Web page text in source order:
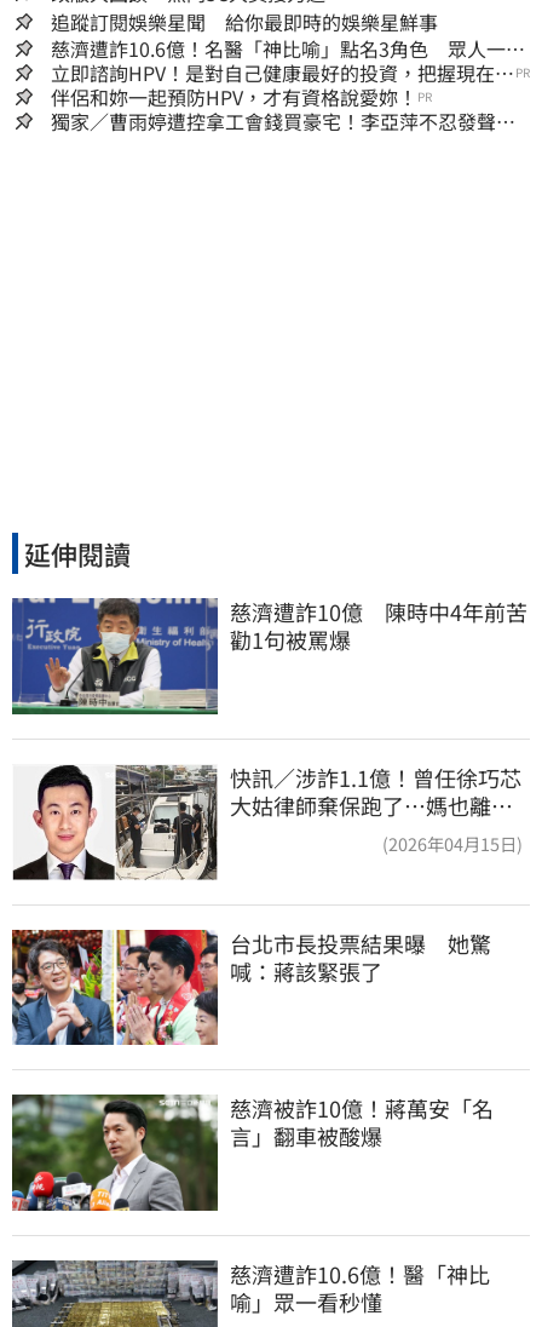
追蹤訂閱娛樂星聞 給你最即時的娛樂星鮮事
慈濟遭詐10.6億！名醫「神比喻」點名3角色 眾人一看
秒懂讚：好傳神
立即諮詢HPV！是對自己健康最好的投資，把握現在不
嫌晚！
PR
伴侶和妳一起預防HPV，才有資格說愛妳！ PR
獨家／曹雨婷遭控拿工會錢買豪宅！李亞萍不忍發聲：
延伸閱讀
慈濟遭詐10億　陳時中4年前苦
勸1句被罵爆
快訊／涉詐1.1億！曾任徐巧芯
大姑律師棄保跑了…媽也離
(2026年04月15日)
台北市長投票結果曝　她驚
喊：蔣該緊張了
慈濟被詐10億！蔣萬安「名
言」翻車被酸爆
慈濟遭詐10.6億！醫「神比
喻」眾一看秒懂